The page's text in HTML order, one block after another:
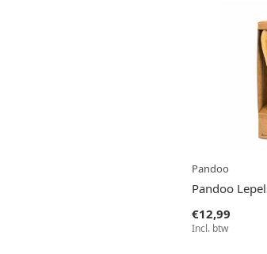
Pandoo
Pandoo
€12,99
Incl. btw